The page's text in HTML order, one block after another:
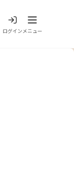
ログイン
メニューを開
メニュー